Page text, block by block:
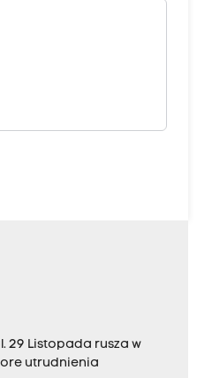
29 Listopada rusza w
utrudnienia